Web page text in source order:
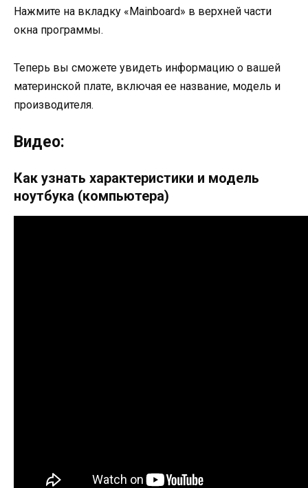
Нажмите на вкладку «Mainboard» в верхней части
окна программы.
Теперь вы сможете увидеть информацию о вашей
материнской плате, включая ее название, модель и
производителя.
Видео:
Как узнать характеристики и модель
ноутбука (компьютера)